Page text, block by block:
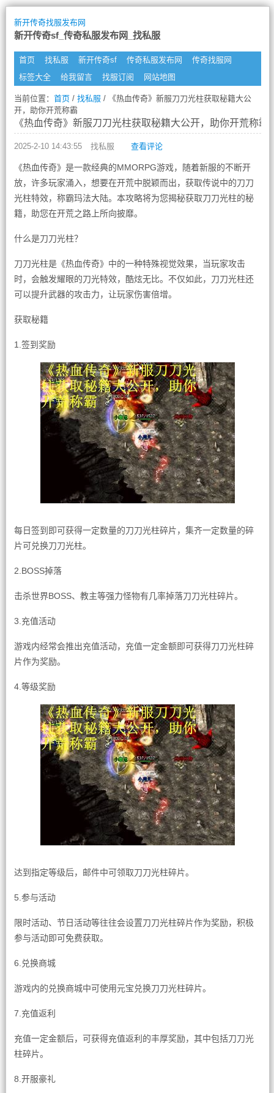
新开传奇找服发布网
新开传奇sf_传奇私服发布网_找私服
首页 找私服 新开传奇sf 传奇私服发布网
传奇找服网
标签大全
给我留言 找服订阅 网站地图
当前位置： 首页/ 找私服 / 《热血传奇》新服刀刀光柱获取秘籍大公
开，助你开荒称霸
《热血传奇》新服刀刀光柱获取秘籍大公开，助你开荒称霸
2025-2-10 14:43:55 找私服 查看评论
《热血传奇》是一款经典的MMORPG游戏，随着新服的不断开
放，许多玩家涌入，想要在开荒中脱颖而出，获取传说中的刀刀
光柱特效，称霸玛法大陆。本攻略将为您揭秘获取刀刀光柱的秘
籍，助您在开荒之路上所向披靡。
什么是刀刀光柱？
刀刀光柱是《热血传奇》中的一种特殊视觉效果，当玩家攻击
时，会触发耀眼的刀光特效，酷炫无比。不仅如此，刀刀光柱还
可以提升武器的攻击力，让玩家伤害倍增。
获取秘籍
1.签到奖励
每日签到即可获得一定数量的刀刀光柱碎片，集齐一定数量的碎
片可兑换刀刀光柱。
2.BOSS掉落
击杀世界BOSS、教主等强力怪物有几率掉落刀刀光柱碎片。
3.充值活动
游戏内经常会推出充值活动，充值一定金额即可获得刀刀光柱碎
片作为奖励。
4.等级奖励
达到指定等级后，邮件中可领取刀刀光柱碎片。
5.参与活动
限时活动、节日活动等往往会设置刀刀光柱碎片作为奖励，积极
参与活动即可免费获取。
6.兑换商城
游戏内的兑换商城中可使用元宝兑换刀刀光柱碎片。
7.充值返利
充值一定金额后，可获得充值返利的丰厚奖励，其中包括刀刀光
柱碎片。
8.开服豪礼